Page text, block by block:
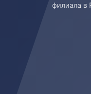
филиала в